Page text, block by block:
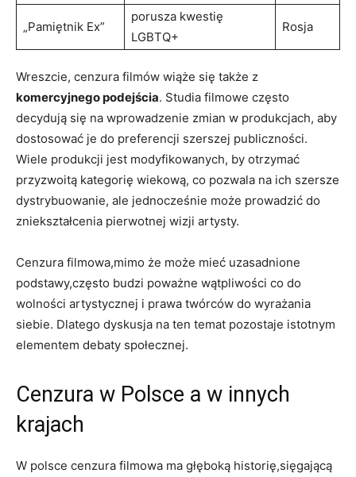
„Pamiętnik Ex”
porusza kwestię
LGBTQ+
Rosja
Wreszcie, cenzura filmów⁢ wiąże się także z
komercyjnego podejścia.⁢ Studia filmowe często
decydują się na wprowadzenie zmian w produkcjach, aby
dostosować je do preferencji szerszej publiczności.
Wiele‍ produkcji‍ jest modyfikowanych, by otrzymać
przyzwoitą kategorię wiekową, co pozwala na ich szersze
dystrybuowanie, ale jednocześnie może prowadzić do
zniekształcenia pierwotnej ​wizji artysty.
Cenzura filmowa,mimo że może mieć uzasadnione
podstawy,często budzi poważne wątpliwości co do
wolności artystycznej i prawa twórców ⁣do wyrażania
siebie. Dlatego dyskusja na ten temat pozostaje istotnym
elementem debaty społecznej.
Cenzura w Polsce a w innych
krajach
W ⁣polsce cenzura filmowa ma głęboką historię,sięgającą